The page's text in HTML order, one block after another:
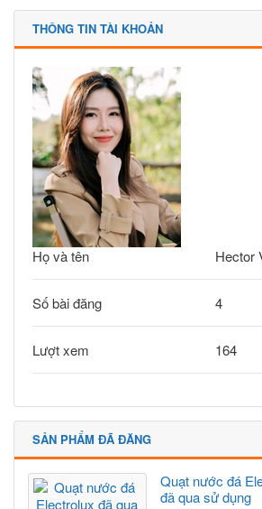
THÔNG TIN TÀI KHOẢN
Họ và tên Hector
Số bài đăng 4
Lượt xem 164
SẢN PHẨM ĐÃ ĐĂNG
Quạt nước đá
đã qua sử dụng